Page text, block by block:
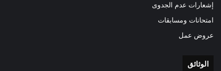
إشعارات عدم الجدوى
امتحانات ومسابقات
عروض عمل
الوثائق